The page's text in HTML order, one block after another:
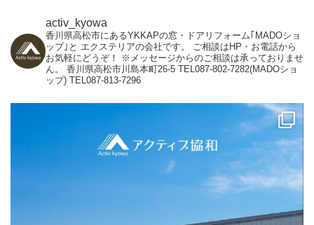
activ_kyowa
香川県高松市にあるYKKAPの窓・ドアリフォーム｢MADOショ
ップ｣と エクステリアの会社です。
ご相談はHP・お電話から
お気軽にどうぞ！
※メッセージからのご相談は承っておりませ
ん。
香川県高松市川島本町26-5 TEL087-802-7282(MADOショ
ップ) TEL087-813-7296